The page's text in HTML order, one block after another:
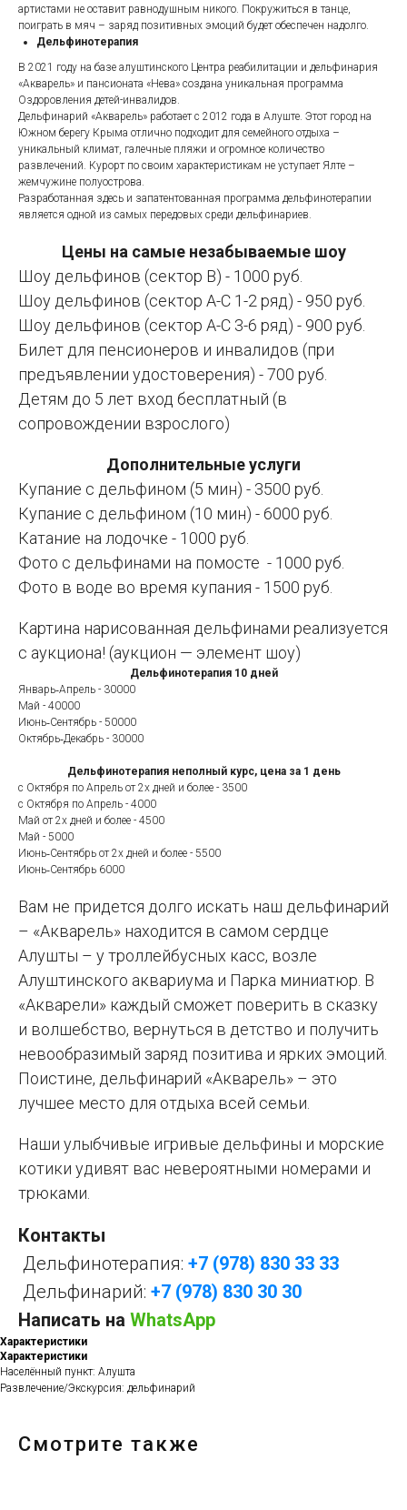
артистами не оставит равнодушным никого. Покружиться в танце,
поиграть в мяч – заряд позитивных эмоций будет обеспечен надолго.
Дельфинотерапия
В 2021 году на базе алуштинского Центра реабилитации и дельфинария
«Акварель» и пансионата «Нева» создана уникальная программа
Оздоровления детей-инвалидов.
Дельфинарий «Акварель» работает с 2012 года в Алуште. Этот город на
Южном берегу Крыма отлично подходит для семейного отдыха –
уникальный климат, галечные пляжи и огромное количество
развлечений. Курорт по своим характеристикам не уступает Ялте –
жемчужине полуострова.
Разработанная здесь и запатентованная программа дельфинотерапии
является одной из самых передовых среди дельфинариев.
Цены на самые незабываемые шоу
Шоу дельфинов (сектор В) - 1000 руб.
Шоу дельфинов (сектор А-С 1-2 ряд) - 950 руб.
Шоу дельфинов (сектор А-С 3-6 ряд) - 900 руб.
Билет для пенсионеров и инвалидов (при
предъявлении удостоверения) - 700 руб.
Детям до 5 лет вход бесплатный (в
сопровождении взрослого)
Дополнительные услуги
Купание с дельфином (5 мин) - 3500 руб.
Купание с дельфином (10 мин) - 6000 руб.
Катание на лодочке - 1000 руб.
Фото с дельфинами на помосте - 1000 руб.
Фото в воде во время купания - 1500 руб.
Картина нарисованная дельфинами реализуется
с аукциона! (аукцион — элемент шоу)
Дельфинотерапия 10 дней
Январь‑Апрель - 30000
Май - 40000
Июнь‑Сентябрь - 50000
Октябрь‑Декабрь - 30000
Дельфинотерапия неполный курс, цена за 1 день
с Октября по Апрель от 2х дней и более - 3500
с Октября по Апрель - 4000
Май от 2х дней и более - 4500
Май - 5000
Июнь‑Сентябрь от 2х дней и более - 5500
Июнь‑Сентябрь 6000
Вам не придется долго искать наш дельфинарий
– «Акварель» находится в самом сердце
Алушты – у троллейбусных касс, возле
Алуштинского аквариума и Парка миниатюр. В
«Акварели» каждый сможет поверить в сказку
и волшебство, вернуться в детство и получить
невообразимый заряд позитива и ярких эмоций.
Поистине, дельфинарий «Акварель» – это
лучшее место для отдыха всей семьи.
Наши улыбчивые игривые дельфины и морские
котики удивят вас невероятными номерами и
трюками.
Контакты
Дельфинотерапия: +7 (978) 830 33 33
Дельфинарий: +7 (978) 830 30 30
Написать на WhatsApp
Характеристики
Характеристики
Населённый пункт: Алушта
Развлечение/Экскурсия: дельфинарий
Смотрите также